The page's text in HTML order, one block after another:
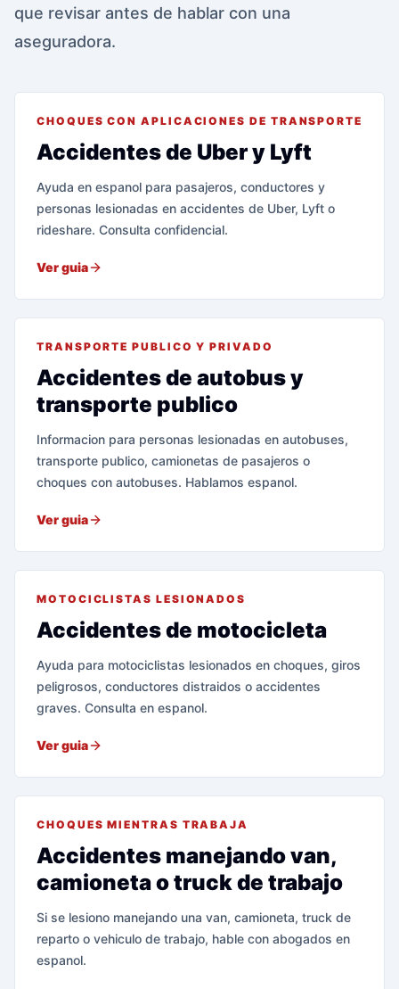
que revisar antes de hablar con una
aseguradora.
CHOQUES CON APLICACIONES DE TRANSPORTE
Accidentes de Uber y Lyft
Ayuda en espanol para pasajeros, conductores y
personas lesionadas en accidentes de Uber, Lyft o
rideshare. Consulta confidencial.
Ver guia
TRANSPORTE PUBLICO Y PRIVADO
Accidentes de autobus y
transporte publico
Informacion para personas lesionadas en autobuses,
transporte publico, camionetas de pasajeros o
choques con autobuses. Hablamos espanol.
Ver guia
MOTOCICLISTAS LESIONADOS
Accidentes de motocicleta
Ayuda para motociclistas lesionados en choques, giros
peligrosos, conductores distraidos o accidentes
graves. Consulta en espanol.
Ver guia
CHOQUES MIENTRAS TRABAJA
Accidentes manejando van,
camioneta o truck de trabajo
Si se lesiono manejando una van, camioneta, truck de
reparto o vehiculo de trabajo, hable con abogados en
espanol.